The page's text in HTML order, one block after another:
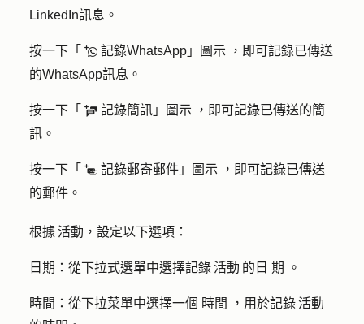
LinkedIn訊息。
按一下「 logWhatsAppMessage 記錄WhatsApp」圖示 ，即可記錄已傳送
的WhatsApp訊息。
按一下「 logSMS 記錄簡訊」圖示 ，即可記錄已傳送的簡
訊。
按一下「 logPostalMail 記錄郵寄郵件」圖示 ，即可記錄已傳送
的郵件。
根據 活動，設定以下選項：
日期：從下拉式選單中選擇記錄 活動 的日 期 。
時間：從下拉菜單中選擇一個 時間 ，用於記錄 活動